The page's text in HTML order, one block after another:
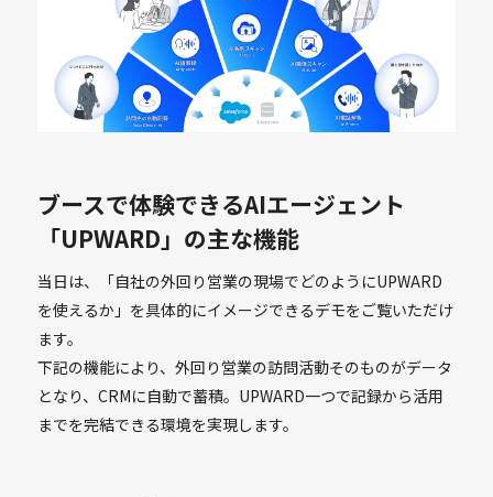
ブースで体験できるAIエージェント
「UPWARD」の主な機能
当日は、「自社の外回り営業の現場でどのようにUPWARD
を使えるか」を具体的にイメージできるデモをご覧いただけ
ます。
下記の機能により、外回り営業の訪問活動そのものがデータ
となり、CRMに自動で蓄積。UPWARD一つで記録から活用
までを完結できる環境を実現します。